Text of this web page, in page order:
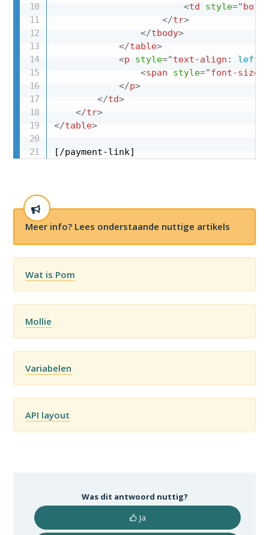
<td style="
</tr>
</tbody>
</table>
<p style="text-align : left
<span style="font-size
</p>
</td>
</tr>
</table>
[/payment-link]
Meer info? Lees onderstaande nuttige artikels
Wat is Pom
Mollie
Variabelen
API layout
Was dit antwoord nuttig?
Ja